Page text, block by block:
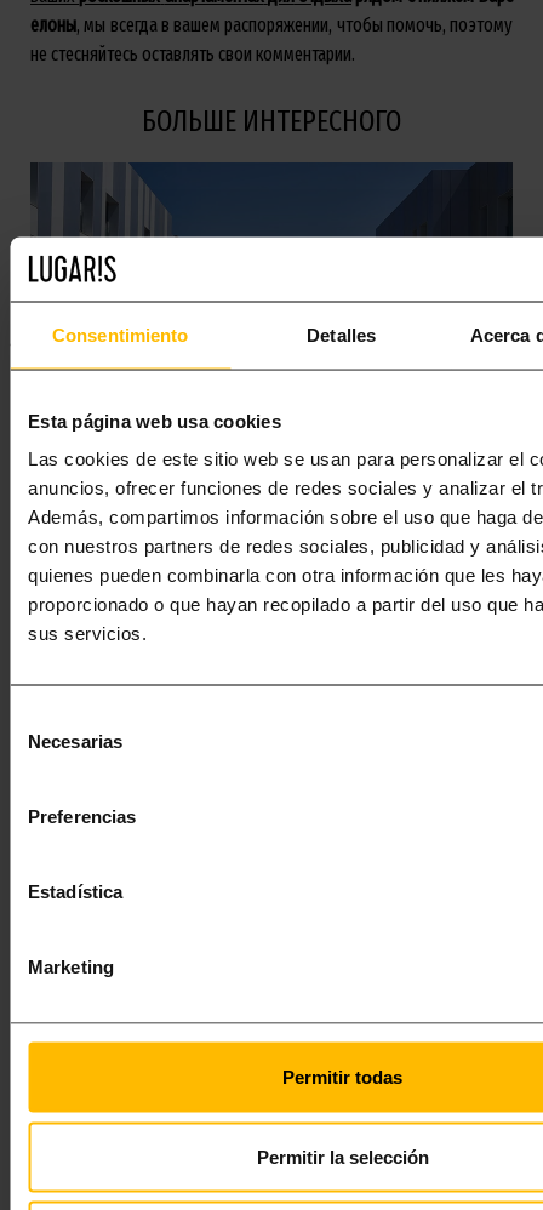
Consentimiento Detalles Acerca
Esta página web usa cookies
Las cookies de este sitio web se usan para personalizar el
anuncios, ofrecer funciones de redes sociales y analizar el
Además, compartimos información sobre el uso que haga
con nuestros partners de redes sociales, publicidad y
quienes pueden combinarla con otra información que les
proporcionado o que hayan recopilado a partir del uso que
sus servicios.
Necesarias
Preferencias
Estadística
Marketing
Permitir todas
Permitir la selección
елоны, мы всегда в вашем распоряжении, чтобы помочь, поэтому
не стесняйтесь оставлять свои комментарии.
БОЛЬШЕ ИНТЕРЕСНОГО
НАШИ ПРЕДЛОЖЕНИЯ ТУРИСТИЧЕСКИХ
АПАРТАМЕНТОВ В АРЕНДУ В БАРСЕЛОНЕ
Барселоне
также для аренды на чуть более длительный период
пляжем Барселоны
детей) и вместимостью до 6 человек, либо
Lugaris Rambla
, расположенные на
с балконом или террасой до 22 кв.м, превосходные
для пар или семей, либо для групп до 5 человек. Все